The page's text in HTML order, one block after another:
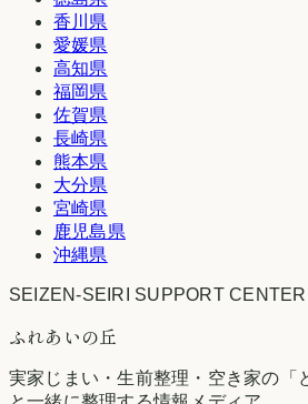
香川県
愛媛県
高知県
福岡県
佐賀県
長崎県
熊本県
大分県
宮崎県
鹿児島県
沖縄県
SEIZEN-SEIRI SUPPORT CENTER
ふれあいの丘
実家じまい・生前整理・空き家の「